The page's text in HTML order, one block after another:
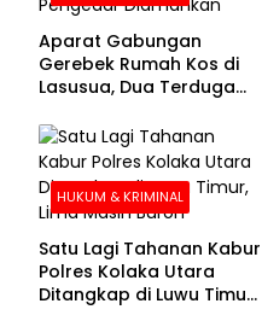
Aparat Gabungan
Gerebek Rumah Kos di
Lasusua, Dua Terduga
HUKUM & KRIMINAL
Satu Lagi Tahanan Kabur
Polres Kolaka Utara
Ditangkap di Luwu Timur,